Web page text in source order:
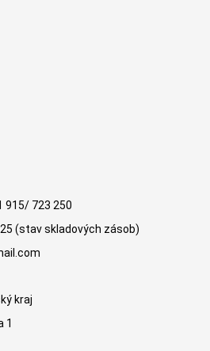
915/ 723 250
(stav skladových zásob)
kraj
1